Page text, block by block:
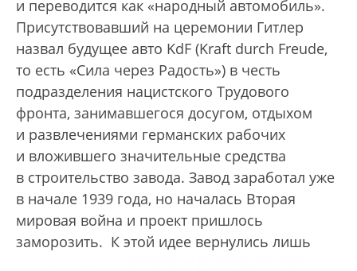
и переводится как «народный автомобиль».
Присутствовавший на церемонии Гитлер
назвал будущее авто KdF (Kraft durch Freude,
то есть «Сила через Радость») в честь
подразделения нацистского Трудового
фронта, занимавшегося досугом, отдыхом
и развлечениями германских рабочих
и вложившего значительные средства
в строительство завода. Завод заработал уже
в начале 1939 года, но началась Вторая
мировая война и проект пришлось
заморозить. К этой идее вернулись лишь